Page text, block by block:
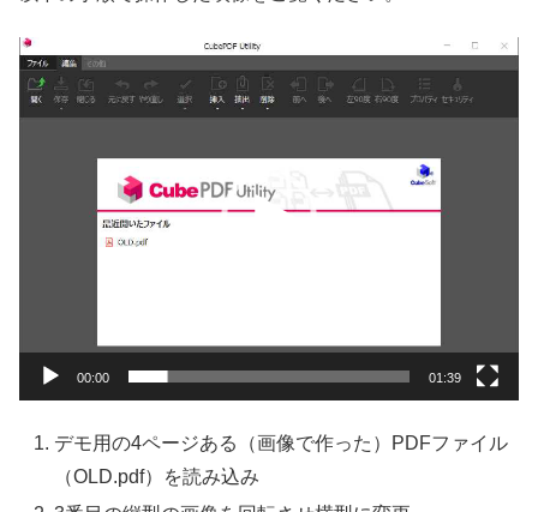
動
画
プ
00:00 01:39
デモ用の4ページある（画像で作った）PDFファイル
（OLD.pdf）を読み込み